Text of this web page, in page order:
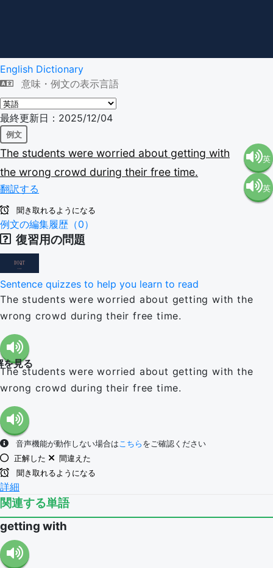
English Dictionary
意味・例文の表示言語
最終更新日：2025/12/04
例文
The students were worried about getting with
the wrong crowd during their free time.
翻訳する
英
語（米
英
聞き取れるようになる
例文の編集履歴（0）
復習用の問題
Sentence quizzes to help you learn to read
The students were worried about getting with the
wrong crowd during their free time.
を見る
The students were worried about getting with the
wrong crowd during their free time.
音声機能が動作しない場合はこちら をご確認ください
正解した
間違えた
聞き取れるようになる
詳細
関連する単語
getting with